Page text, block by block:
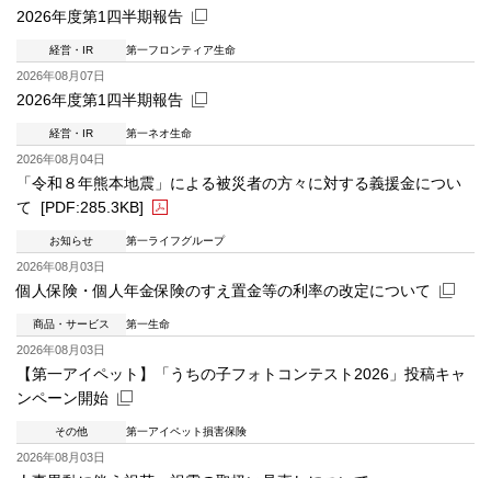
2026年度第1四半期報告
経営・IR 第一フロンティア生命
新規ウィンドウを開きます
2026年08月07日
2026年度第1四半期報告
経営・IR 第一ネオ生命
新規ウィンドウを開きます
2026年08月04日
「令和８年熊本地震」による被災者の方々に対する義援金につい
て
[PDF:285.3KB]
お知らせ 第一ライフグループ
PDFファイルが新規ウィンドウで開きます
2026年08月03日
個人保険・個人年金保険のすえ置金等の利率の改定について
商品・サービス 第一生命
新規ウィンドウを開きます
2026年08月03日
【第一アイペット】「うちの子フォトコンテスト2026」投稿キャ
ンペーン開始
その他 第一アイペット損害保険
新規ウィンドウを開きます
2026年08月03日